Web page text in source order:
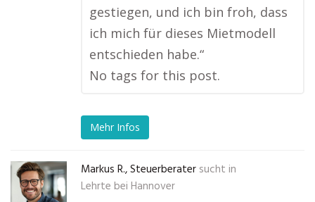
gestiegen, und ich bin froh, dass
ich mich für dieses Mietmodell
entschieden habe.“
No tags for this post.
Mehr Infos
Markus R., Steuerberater sucht in
Lehrte bei Hannover